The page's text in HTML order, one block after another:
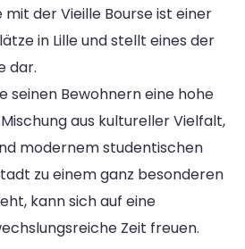
mit der Vieille Bourse ist einer
in Lille und stellt eines der
dar.
seinen Bewohnern eine hohe
aus kultureller Vielfalt,
modernem studentischen
zu einem ganz besonderen
kann sich auf eine
Zeit freuen.